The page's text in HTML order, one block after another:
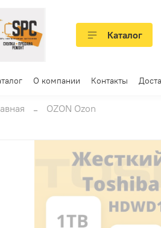
Каталог
О компании Контакты
OZON Ozon